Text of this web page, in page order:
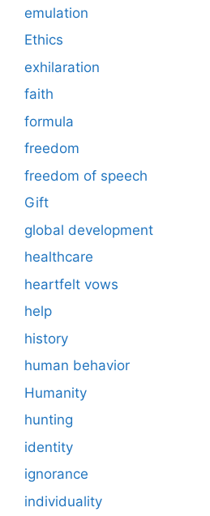
emulation
Ethics
exhilaration
faith
formula
freedom
freedom of speech
Gift
global development
healthcare
heartfelt vows
help
history
human behavior
Humanity
hunting
identity
ignorance
individuality